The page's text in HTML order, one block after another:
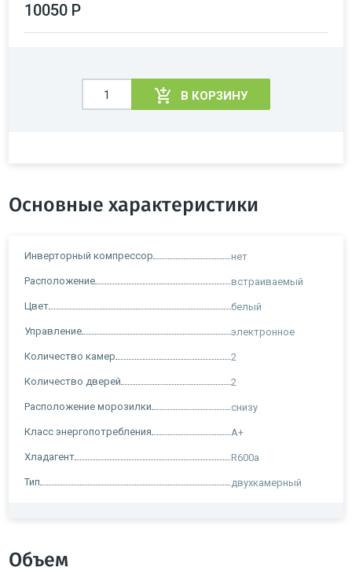
10050 Р
В КОРЗИНУ
Основные характеристики
Инверторный компрессор нет
Расположение встраиваемый
Цвет белый
Управление электронное
Количество камер 2
Количество дверей 2
Расположение морозилки снизу
Класс энергопотребления A+
Хладагент R600a
Тип двухкамерный
Объем